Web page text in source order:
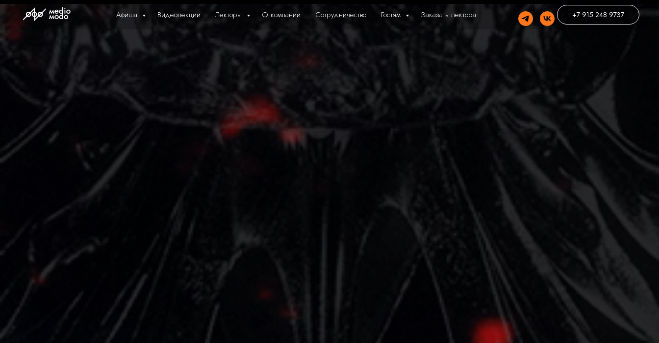
Афиша Видеолекции Лекторы О компании Сотрудничество Гостям Заказать лектора +7 915 248 9737